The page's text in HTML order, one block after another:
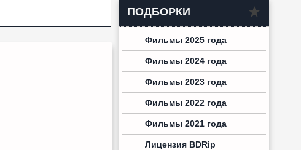
ПОДБОРКИ
Фильмы 2025 года
Фильмы 2024 года
Фильмы 2023 года
Фильмы 2022 года
Фильмы 2021 года
Лицензия BDRip